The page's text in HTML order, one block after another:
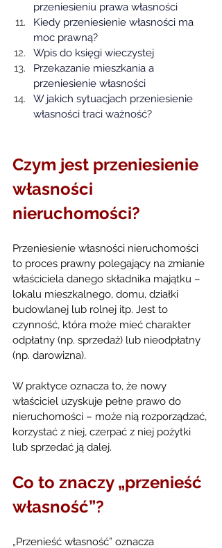
przeniesieniu prawa własności
Kiedy przeniesienie własności ma
moc prawną?
Wpis do księgi wieczystej
Przekazanie mieszkania a
przeniesienie własności
W jakich sytuacjach przeniesienie
własności traci ważność?
Czym jest przeniesienie
własności
nieruchomości?
Przeniesienie własności nieruchomości
to proces prawny polegający na zmianie
właściciela danego składnika majątku –
lokalu mieszkalnego, domu, działki
budowlanej lub rolnej itp. Jest to
czynność, która może mieć charakter
odpłatny (np. sprzedaż) lub nieodpłatny
(np. darowizna).
W praktyce oznacza to, że nowy
właściciel uzyskuje pełne prawo do
nieruchomości – może nią rozporządzać,
korzystać z niej, czerpać z niej pożytki
lub sprzedać ją dalej.
Co to znaczy „przenieść
własność”?
„Przenieść własność” oznacza